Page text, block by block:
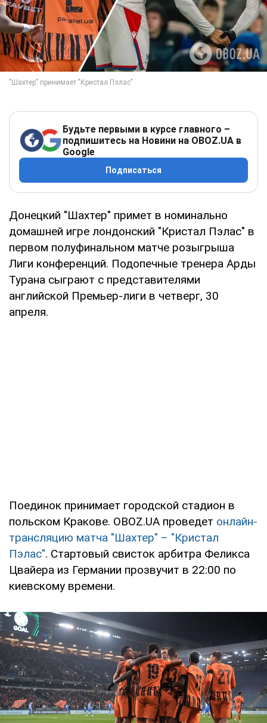
Будьте первыми в курсе главного –
подпишитесь на Новини на OBOZ.UA в
Google
Подписаться
Донецкий "Шахтер" примет в номинально
домашней игре лондонский "Кристал Пэлас" в
первом полуфинальном матче розыгрыша
Лиги конференций. Подопечные тренера Арды
Турана сыграют с представителями
английской Премьер-лиги в четверг, 30
апреля.
Поединок принимает городской стадион в
польском Кракове. OBOZ.UA проведет онлайн-
трансляцию матча "Шахтер" – "Кристал
Пэлас". Стартовый свисток арбитра Феликса
Цвайера из Германии прозвучит в 22:00 по
киевскому времени.